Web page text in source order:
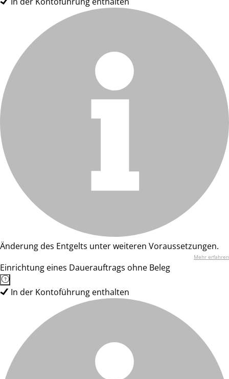
Änderung des Entgelts unter weiteren Voraussetzungen.
Mehr erfahren
Einrichtung eines Dauerauftrags ohne Beleg
In der Kontoführung enthalten